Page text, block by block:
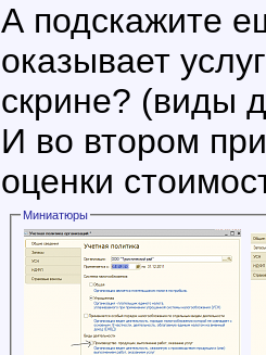
А подскажите
оказывает
скрине? (виды
И во втором
оценки
Миниатюры